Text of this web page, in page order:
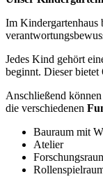
Im Kindergartenhaus
Jedes Kind gehört
beginnt. Dieser bietet
Anschließend
die verschiedenen
Bauraum mit
Atelier